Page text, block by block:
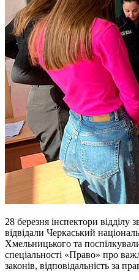
28 березня інспектори відділу
відвідали Черкаський
Хмельницького та
спеціальності «Право» про
законів, відповідальність за